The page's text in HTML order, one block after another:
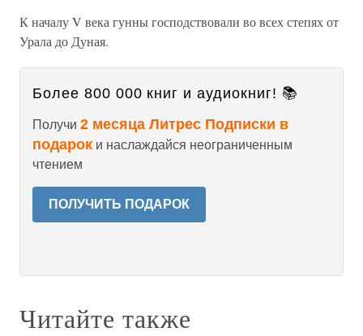
К началу V века гунны господствовали во всех степях от
Урала до Дуная.
Более 800 000 книг и аудиокниг! 📚
Получи 2 месяца Литрес Подписки в
подарок и наслаждайся неограниченным
чтением
ПОЛУЧИТЬ ПОДАРОК
Читайте также